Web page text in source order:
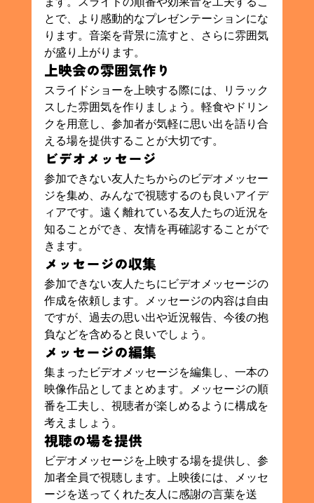
とで、より感動的なプレゼンテーションにな
ります。音楽を背景に流すと、さらに雰囲気
が盛り上がります。
上映会の雰囲気作り
スライドショーを上映する際には、リラック
スした雰囲気を作りましょう。軽食やドリン
クを用意し、参加者が気軽に思い出を語り合
える場を提供することが大切です。
ビデオメッセージ
参加できない友人たちからのビデオメッセー
ジを集め、みんなで視聴するのも良いアイデ
ィアです。遠く離れている友人たちの近況を
知ることができ、友情を再確認することがで
きます。
メッセージの収集
参加できない友人たちにビデオメッセージの
作成を依頼します。メッセージの内容は自由
ですが、過去の思い出や近況報告、今後の抱
負などを含めると良いでしょう。
メッセージの編集
集まったビデオメッセージを編集し、一本の
映像作品としてまとめます。メッセージの順
番を工夫し、視聴者が楽しめるように構成を
考えましょう。
視聴の場を提供
ビデオメッセージを上映する場を提供し、参
加者全員で視聴します。上映後には、メッセ
ージを送ってくれた友人に感謝の言葉を送